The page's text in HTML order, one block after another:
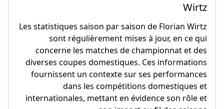
Wirtz
Les statistiques saison par saison de Florian Wirtz
sont régulièrement mises à jour, en ce qui
concerne les matches de championnat et des
diverses coupes domestiques. Ces informations
fournissent un contexte sur ses performances
dans les compétitions domestiques et
internationales, mettant en évidence son rôle et